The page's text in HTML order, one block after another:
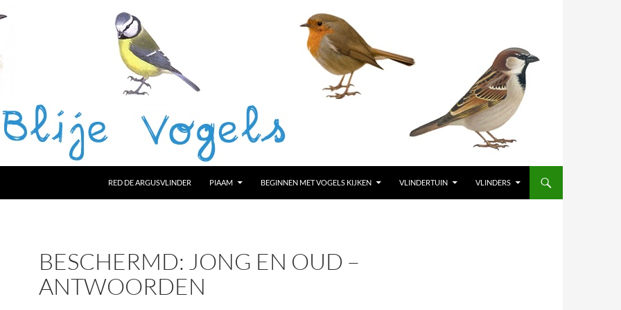
RED DE ARGUSVLINDER PIAAM BEGINNEN MET VOGELS KIJKEN VLINDERTUIN VLINDERS
BESCHERMD: JONG EN OUD –
ANTWOORDEN